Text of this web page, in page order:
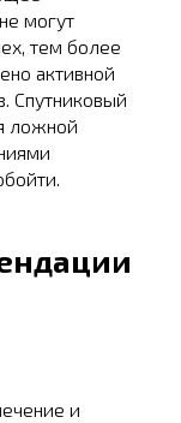
могут
тем более
активной
Спутниковый
ложной
и